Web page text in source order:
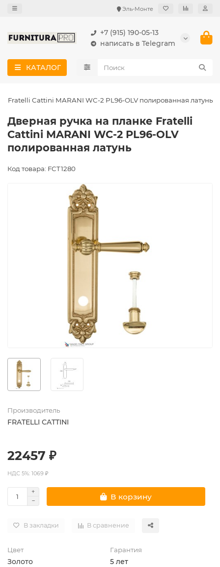
Эль-Монте
+7 (915) 190-05-13
написать в Telegram
КАТАЛОГ
Fratelli Cattini MARANI WC-2 PL96-OLV полированная латунь
Дверная ручка на планке Fratelli
Cattini MARANI WC-2 PL96-OLV
полированная латунь
Код товара: FCT1280
Производитель
FRATELLI CATTINI
22457 ₽
НДС 5%: 1069 ₽
В корзину
В закладки В сравнение
Цвет
Золото
Гарантия
5 лет